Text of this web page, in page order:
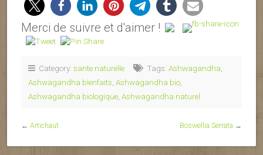
Merci de suivre et d'aimer !
Category: sante naturelle Tags: Ashwagandha
Ashwagandha bienfaits Ashwagandha bio
Ashwagandha biologique Ashwagandha naturel
← Artichaut Boswellia Serrata →